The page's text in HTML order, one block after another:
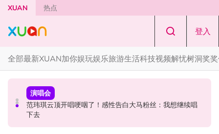
Skip to main content
XUAN 热点
登入
全部最新XUAN加你娱玩娱乐旅游生活科技视频解忧树洞奖
中港台新
《披荆斩棘2026》正式官宣全阵容！余文乐、刘畊宏、孙
楠都来了
中港台新
陈土豆玩梗《下一站幸福》！同框阿信、吴建豪上演“光晞
不能捐”桥段
演唱会
范玮琪云顶开唱哽咽了！感性告白大马粉丝：我想继续唱
下去